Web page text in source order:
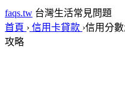
faqs.tw 台灣生活常見問題
首頁 › 信用卡貸款 ›信用分
攻略